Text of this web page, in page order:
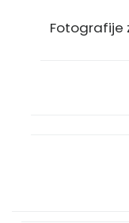
Fotografije